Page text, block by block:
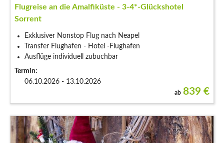
Flugreise an die Amalfiküste - 3-4*-Glückshotel
Sorrent
Exklusiver Nonstop Flug nach Neapel
Transfer Flughafen - Hotel -Flughafen
Ausflüge individuell zubuchbar
Termin:
06.10.2026 - 13.10.2026
ab 839 €